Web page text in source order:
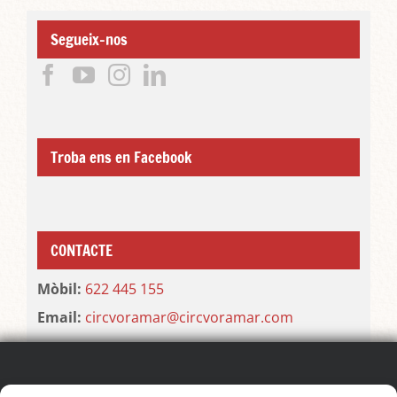
Segueix-nos
Troba ens en Facebook
CONTACTE
Mòbil: 622 445 155
Email: circvoramar@circvoramar.com